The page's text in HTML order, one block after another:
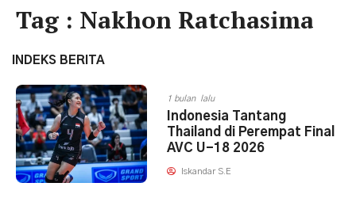
Tag : Nakhon Ratchasima
INDEKS BERITA
1 bulan lalu
Indonesia Tantang
Thailand di Perempat Final
AVC U-18 2026
Iskandar S.E